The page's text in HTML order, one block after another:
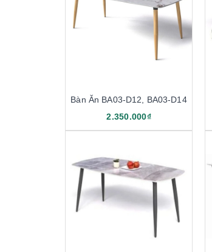
Bàn Ăn BA03-D12, BA03-D14
2.350.000₫